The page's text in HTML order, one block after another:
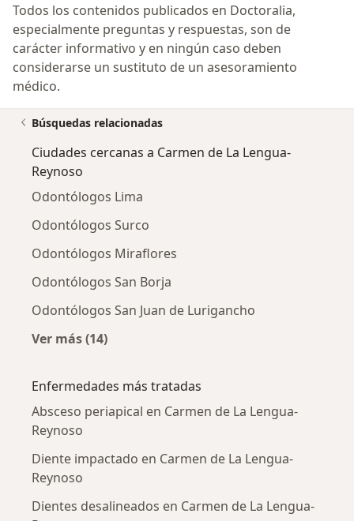
Todos los contenidos publicados en Doctoralia,
especialmente preguntas y respuestas, son de
carácter informativo y en ningún caso deben
considerarse un sustituto de un asesoramiento
médico.
Búsquedas relacionadas
Ciudades cercanas a Carmen de La Lengua-
Reynoso
Odontólogos Lima
Odontólogos Surco
Odontólogos Miraflores
Odontólogos San Borja
Odontólogos San Juan de Lurigancho
Ver más (14)
Enfermedades más tratadas
Absceso periapical en Carmen de La Lengua-
Reynoso
Diente impactado en Carmen de La Lengua-
Reynoso
Dientes desalineados en Carmen de La Lengua-